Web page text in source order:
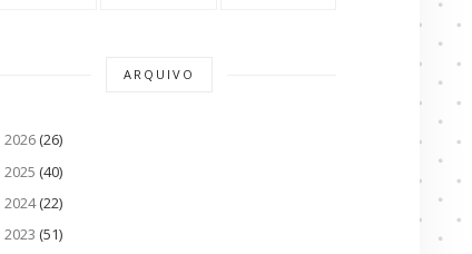
ARQUIVO
2026 (26)
2025 (40)
2024 (22)
2023 (51)